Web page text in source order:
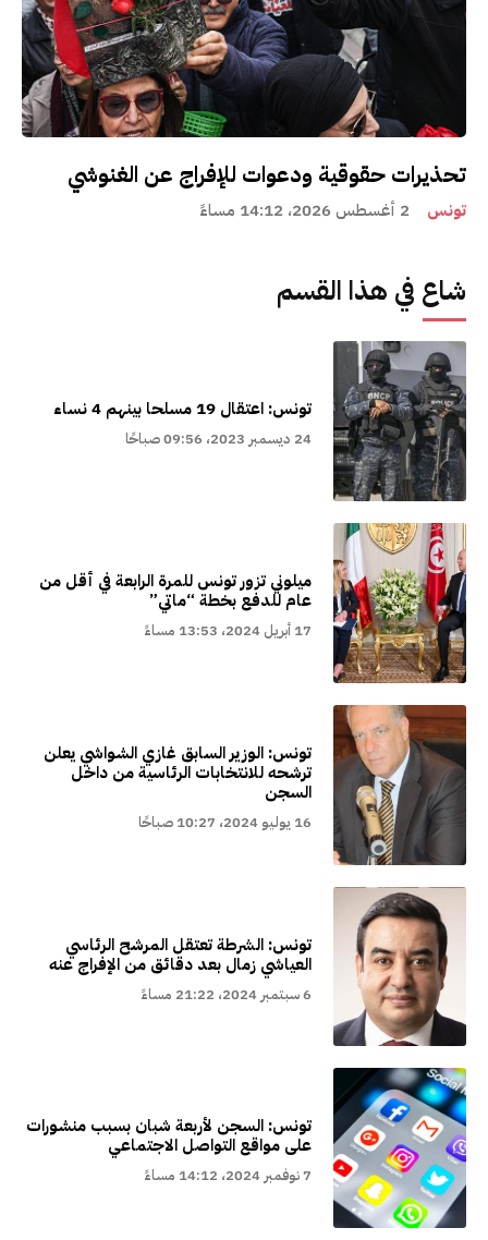
تحذيرات حقوقية ودعوات للإفراج عن الغنوشي
تونس 2 أغسطس 2026، 14:12 مساءً
شاع في هذا القسم
تونس: اعتقال 19 مسلحا بينهم 4 نساء
24 ديسمبر 2023، 09:56 صباحًا
ميلوني تزور تونس للمرة الرابعة في أقل من
عام للدفع بخطة “ماتي”
17 أبريل 2024، 13:53 مساءً
تونس: الوزير السابق غازي الشواشي يعلن
ترشحه للانتخابات الرئاسية من داخل
السجن
16 يوليو 2024، 10:27 صباحًا
تونس: الشرطة تعتقل المرشح الرئاسي
العياشي زمال بعد دقائق من الإفراج عنه
6 سبتمبر 2024، 21:22 مساءً
تونس: السجن لأربعة شبان بسبب منشورات
على مواقع التواصل الاجتماعي
7 نوفمبر 2024، 14:12 مساءً